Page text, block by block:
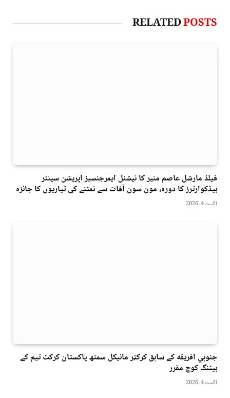
RELATEDPOSTS
فیلڈ مارشل عاصم منیر کا نیشنل ایمرجنسیز آپریشن سینٹر
ہیڈکوارٹرز کا دورہ، مون سون آفات سے نمٹنے کی تیاریوں کا جائزہ
اگست 4, 2026
جنوبي افريقه کے سابق کرکټر مائیکل سمتھ پاکستان کرکٹ ٹیم کے
بیٹنگ کوچ مقرر
اگست 4, 2026